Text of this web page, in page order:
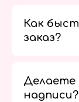
Как
заказ?
Делаете
надписи?